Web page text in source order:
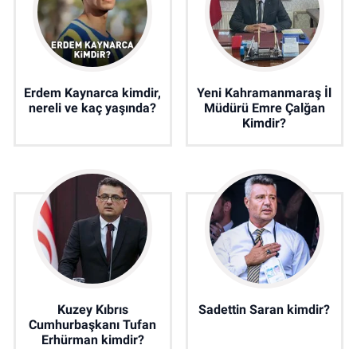
Erdem Kaynarca kimdir,
nereli ve kaç yaşında?
Yeni Kahramanmaraş İl
Müdürü Emre Çalğan
Kimdir?
Kuzey Kıbrıs
Cumhurbaşkanı Tufan
Erhürman kimdir?
Sadettin Saran kimdir?